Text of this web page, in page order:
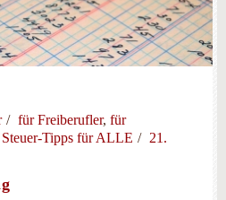
für Freiberufler, für
Steuer-Tipps für ALLE
21.